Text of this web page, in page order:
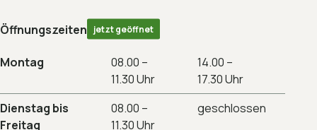
Öffnungszeiten jetzt geöffnet
Montag
08.00 –
11.30 Uhr
14.00 –
17.30 Uhr
Dienstag bis
Freitag
08.00 –
11.30 Uhr
geschlossen